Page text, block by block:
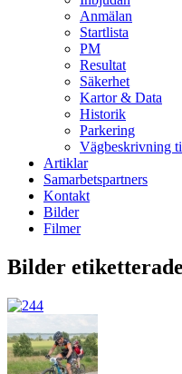
Anmälan
Startlista
PM
Resultat
Säkerhet
Kartor & Data
Historik
Parkering
Vägbeskrivning
Artiklar
Samarbetspartners
Kontakt
Bilder
Filmer
Bilder